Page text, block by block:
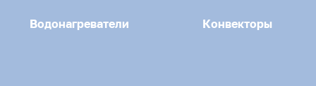
Водонагреватели Конвекторы